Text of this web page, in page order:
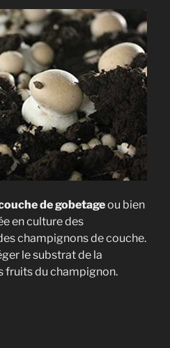
de gobetageou bien
en culture des
champignons de couche.
le substrat de la
fruits du champignon.